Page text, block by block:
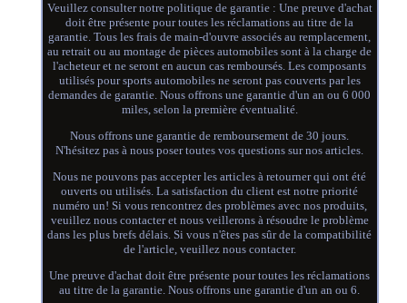
Veuillez consulter notre politique de garantie : Une preuve d'achat
doit être présente pour toutes les réclamations au titre de la
garantie. Tous les frais de main-d'ouvre associés au remplacement,
au retrait ou au montage de pièces automobiles sont à la charge de
l'acheteur et ne seront en aucun cas remboursés. Les composants
utilisés pour sports automobiles ne seront pas couverts par les
demandes de garantie. Nous offrons une garantie d'un an ou 6 000
miles, selon la première éventualité.
Nous offrons une garantie de remboursement de 30 jours.
N'hésitez pas à nous poser toutes vos questions sur nos articles.
Nous ne pouvons pas accepter les articles à retourner qui ont été
ouverts ou utilisés. La satisfaction du client est notre priorité
numéro un! Si vous rencontrez des problèmes avec nos produits,
veuillez nous contacter et nous veillerons à résoudre le problème
dans les plus brefs délais. Si vous n'êtes pas sûr de la compatibilité
de l'article, veuillez nous contacter.
Une preuve d'achat doit être présente pour toutes les réclamations
au titre de la garantie. Nous offrons une garantie d'un an ou 6.